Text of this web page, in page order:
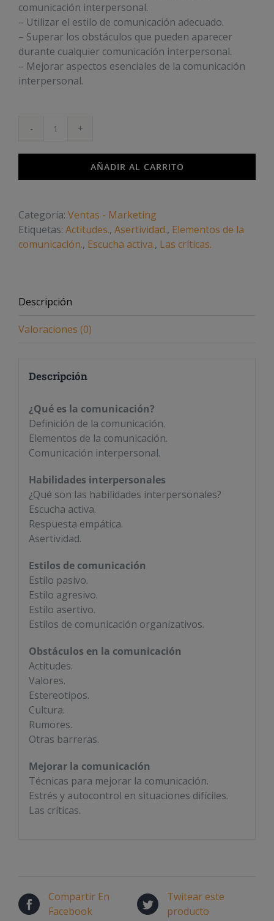
comunicación interpersonal.
– Utilizar el estilo de comunicación adecuado.
– Superar los obstáculos que pueden aparecer
durante cualquier comunicación interpersonal.
– Mejorar aspectos esenciales de la comunicación
interpersonal.
Comunicación
cantidadAÑADIR AL CARRITO
Categoría: Ventas - Marketing
Etiquetas: Actitudes., Asertividad., Elementos de la
comunicación., Escucha activa., Las críticas.
Descripción
Valoraciones (0)
Descripción
¿Qué es la comunicación?
Definición de la comunicación.
Elementos de la comunicación.
Comunicación interpersonal.
Habilidades interpersonales
¿Qué son las habilidades interpersonales?
Escucha activa.
Respuesta empática.
Asertividad.
Estilos de comunicación
Estilo pasivo.
Estilo agresivo.
Estilo asertivo.
Estilos de comunicación organizativos.
Obstáculos en la comunicación
Actitudes.
Valores.
Estereotipos.
Cultura.
Rumores.
Otras barreras.
Mejorar la comunicación
Técnicas para mejorar la comunicación.
Estrés y autocontrol en situaciones difíciles.
Las críticas.
Compartir En
Facebook
Twitear este
producto